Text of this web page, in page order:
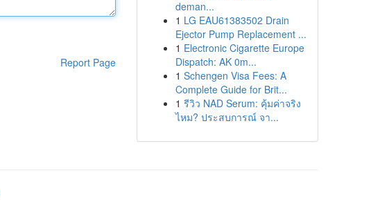
Report Page
deman...
1 LG EAU61383502 Drain
Ejector Pump Replacement ...
1 Electronic Cigarette Europe
Dispatch: AK 0m...
1 Schengen Visa Fees: A
Complete Guide for Brit...
1 รีวิว NAD Serum: คุ้มค่าจริง
ไหม? ประสบการณ์ จา...